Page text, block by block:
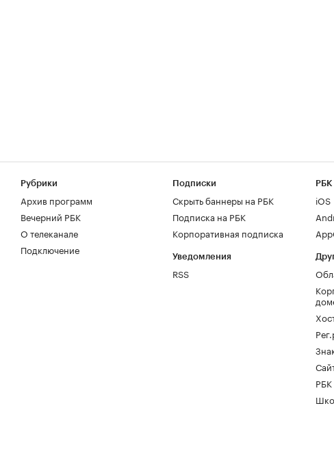
Рубрики
Архив программ
Вечерний РБК
О телеканале
Подключение
Подписки
Скрыть баннеры на РБК
Подписка на РБК
Корпоративная подписка
Уведомления
RSS
РБК
iOS